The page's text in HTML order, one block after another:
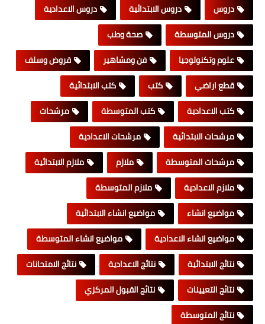
دروس
دروس الابتدائية
دروس الاعدادية
دروس المتوسطة
صحة وطب
علوم وتكنولوجيا
فن ومشاهير
قروض وسلف
قطع اراضي
كتب
كتب الابتدائية
كتب الاعدادية
كتب المتوسطة
مرشحات
مرشحات الابتدائية
مرشحات الاعدادية
مرشحات المتوسطة
ملازم
ملازم الابتدائية
ملازم الاعدادية
ملازم المتوسطة
مواضيع انشاء
مواضيع انشاء الابتدائية
مواضيع انشاء الاعدادية
مواضيع انشاء المتوسطة
نتائج الابتدائية
نتائج الاعدادية
نتائج الامتحانات
نتائج التعيينات
نتائج القبول المركزي
نتائج المتوسطة